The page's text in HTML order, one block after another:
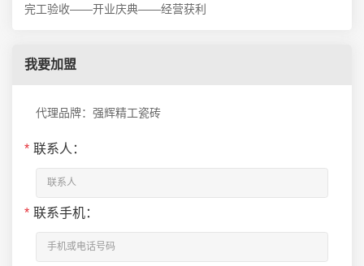
完工验收——开业庆典——经营获利
我要加盟
代理品牌：强辉精工瓷砖
* 联系人：
* 联系手机：